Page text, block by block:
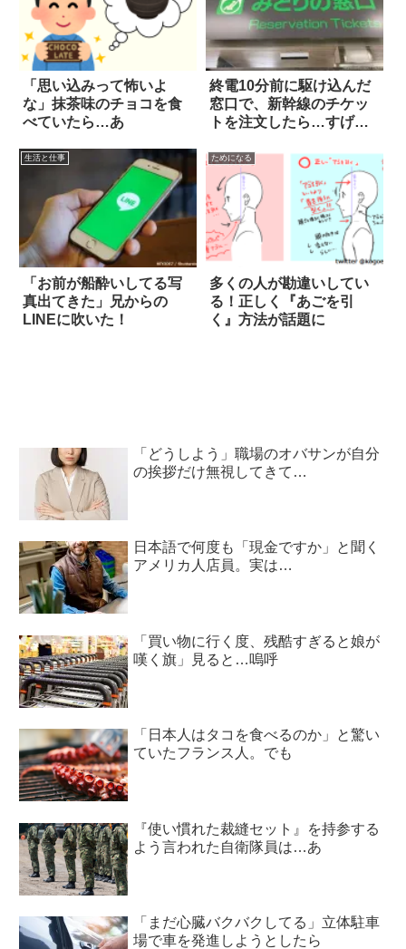
「思い込みって怖いよ
な」抹茶味のチョコを食
べていたら…あ
終電10分前に駆け込んだ
窓口で、新幹線のチケッ
トを注文したら…すげ
生活と仕事
「お前が船酔いしてる写
真出てきた」兄からの
LINEに吹いた！
ためになる
多くの人が勘違いしてい
る！正しく『あごを引
く』方法が話題に
「どうしよう」職場のオバサンが自分
の挨拶だけ無視してきて…
日本語で何度も「現金ですか」と聞く
アメリカ人店員。実は…
「買い物に行く度、残酷すぎると娘が
嘆く旗」見ると…嗚呼
「日本人はタコを食べるのか」と驚い
ていたフランス人。でも
『使い慣れた裁縫セット』を持参する
よう言われた自衛隊員は…あ
「まだ心臓バクバクしてる」立体駐車
場で車を発進しようとしたら